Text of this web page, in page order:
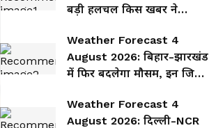
बड़ी हलचल किस खबर ने
Weather Forecast 4
August 2026: बिहार-झारखंड
में फिर बदलेगा मौसम, इन जिलों
आसार
Weather Forecast 4
August 2026: दिल्ली-NCR